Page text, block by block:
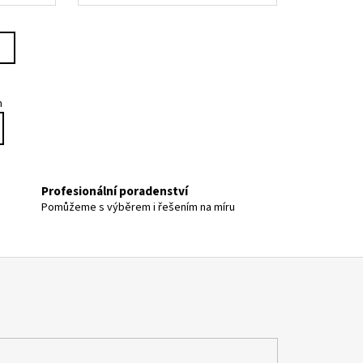
Profesionální poradenství
Pomůžeme s výběrem i řešením na míru